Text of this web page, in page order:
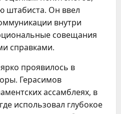
штабиста. Он ввел
внутри
совещания
справками.
проявилось в
Герасимов
ассамблеях, в
использовал глубокое